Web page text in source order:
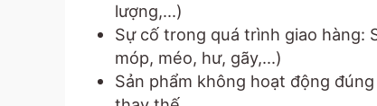
lượng,...)
Sự cố trong quá trình giao hàng:
móp, méo, hư, gãy,...)
Sản phẩm không hoạt động